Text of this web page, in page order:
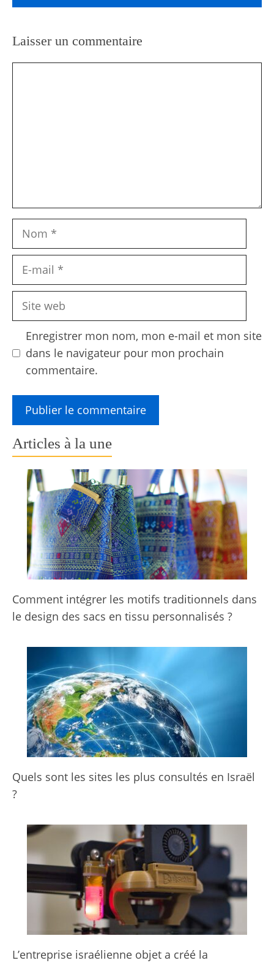
Laisser un commentaire
Nom
Site
Enregistrer mon nom, mon e-mail et mon site
dans le navigateur pour mon prochain
commentaire.
Articles à la une
Comment intégrer les motifs traditionnels dans
le design des sacs en tissu personnalisés ?
Quels sont les sites les plus consultés en Israël
?
L’entreprise israélienne objet a créé la